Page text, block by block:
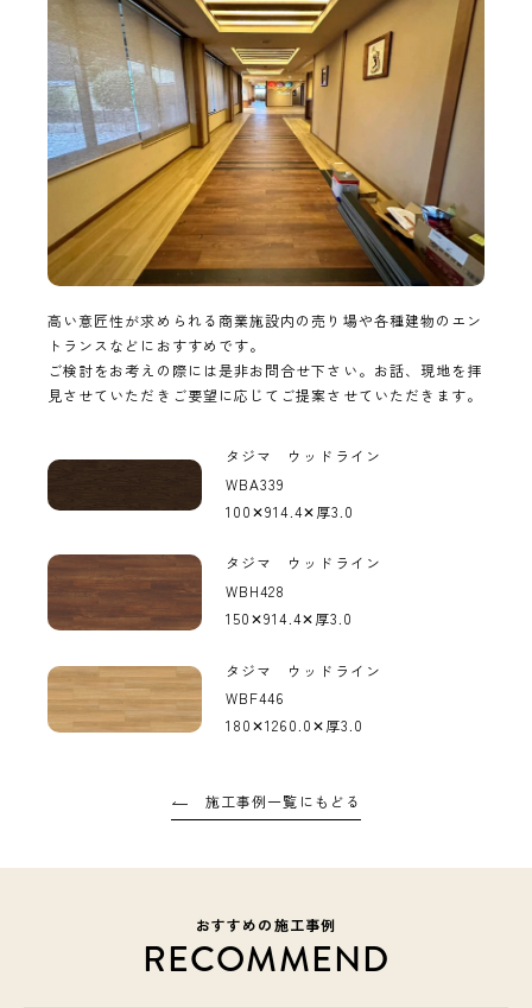
高い意匠性が求められる商業施設内の売り場や各種建物のエン
トランスなどにおすすめです。
ご検討をお考えの際には是非お問合せ下さい。お話、現地を拝
見させていただきご要望に応じてご提案させていただきます。
タジマ ウッドライン
WBA339
100✕914.4✕厚3.0
タジマ ウッドライン
WBH428
150✕914.4✕厚3.0
タジマ ウッドライン
WBF446
180✕1260.0✕厚3.0
施工事例一覧にもどる
おすすめの施工事例
RECOMMEND